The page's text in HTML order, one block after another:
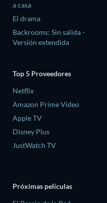
a casa
El drama
Backrooms: Sin salida -
Versión extendida
Top 5 Proveedores
Netflix
Amazon Prime Video
Apple TV
Disney Plus
JustWatch TV
Próximas películas